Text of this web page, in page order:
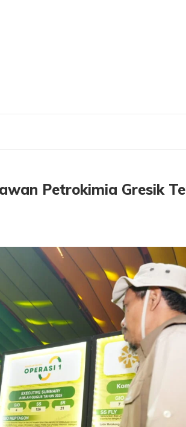
Petrokimia Gresik